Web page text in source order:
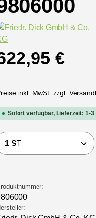
Regulärer Preis: €
inkl. MwSt. zzgl.
Sofort verfügbar, Lieferzeit: 1-3
Anzahl: